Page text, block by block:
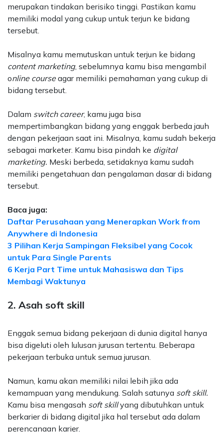
merupakan tindakan berisiko tinggi. Pastikan kamu
memiliki modal yang cukup untuk terjun ke bidang
tersebut.
Misalnya kamu memutuskan untuk terjun ke bidang
content marketing, sebelumnya kamu bisa mengambil
online courseagar memiliki pemahaman yang cukup di
bidang tersebut.
Dalam switch career, kamu juga bisa
mempertimbangkan bidang yang enggak berbeda jauh
dengan pekerjaan saat ini. Misalnya, kamu sudah bekerja
sebagai marketer. Kamu bisa pindah ke digital
marketing. Meski berbeda, setidaknya kamu sudah
memiliki pengetahuan dan pengalaman dasar di bidang
tersebut.
Baca juga:
Daftar Perusahaan yang Menerapkan Work from
Anywhere di Indonesia
3 Pilihan Kerja Sampingan Fleksibel yang Cocok
untuk Para Single Parents
6 Kerja Part Time untuk Mahasiswa dan Tips
Membagi Waktunya
2. Asah soft skill
Enggak semua bidang pekerjaan di dunia digital hanya
bisa digeluti oleh lulusan jurusan tertentu. Beberapa
pekerjaan terbuka untuk semua jurusan.
Namun, kamu akan memiliki nilai lebih jika ada
kemampuan yang mendukung. Salah satunya soft skill.
Kamu bisa mengasah soft skillyang dibutuhkan untuk
berkarier di bidang digital jika hal tersebut ada dalam
perencanaan karier.